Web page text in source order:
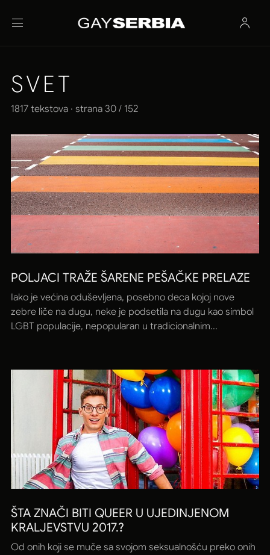
SVET
1817 tekstova · strana 30 / 152
POLJACI TRAŽE ŠARENE PEŠAČKE PRELAZE
Iako je većina oduševljena, posebno deca kojoj nove
zebre liče na dugu, neke je podsetila na dugu kao simbol
LGBT populacije, nepopularan u tradicionalnim...
ŠTA ZNAČI BITI QUEER U UJEDINJENOM
KRALJEVSTVU 2017.?
Od onih koji se muče sa svojom seksualnošću preko onih